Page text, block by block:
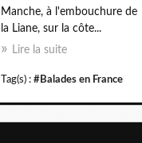
Manche, à l'embouchure de
la Liane, sur la côte...
Lire la suite
Tag(s) : #Balades en France